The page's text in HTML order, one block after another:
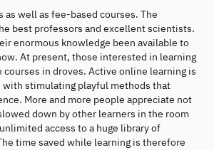
as well as fee-based courses. The
best professors and excellent scientists.
enormous knowledge been available to
At present, those interested in learning
courses in droves. Active online learning is
with stimulating playful methods that
More and more people appreciate not
down by other learners in the room
access to a huge library of
time saved while learning is therefore